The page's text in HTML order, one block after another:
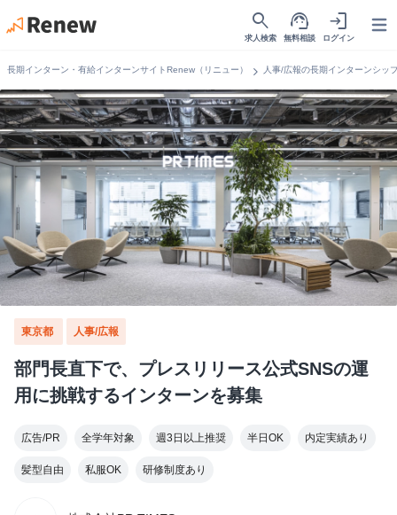
search
求人検索
support_agent
無料相談
login
ログイン
長期インターン・有給インターンサイトRenew（リニュー） chevron_right 人事/広報の長期インターンシッ
東京都 人事/広報
部門長直下で、プレスリリース公式SNSの運
用に挑戦するインターンを募集
広告/PR 全学年対象 週3日以上推奨 半日OK 内定実績あり
髪型自由 私服OK 研修制度あり